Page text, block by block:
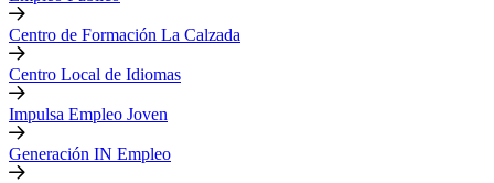
Centro de Formación La Calzada
Centro Local de Idiomas
Impulsa Empleo Joven
Generación IN Empleo